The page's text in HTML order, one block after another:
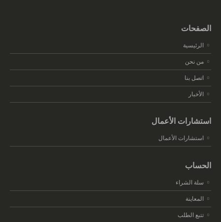
الصفحات
الرئيسية
من نحن
اتصل بنا
الأخبار
استشارات الأعمال
استشارات الأعمال
الحساب
سلة الشراء
المعاينة
تتبع الطلب